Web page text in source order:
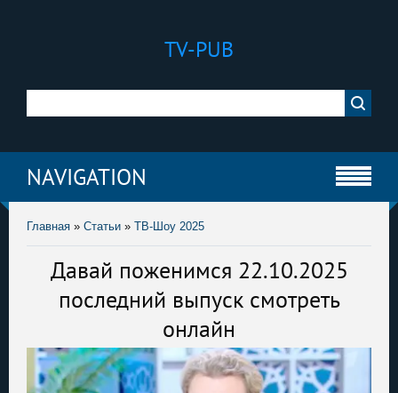
TV-PUB
NAVIGATION
Главная » Статьи » ТВ-Шоу 2025
Давай поженимся 22.10.2025
последний выпуск смотреть
онлайн